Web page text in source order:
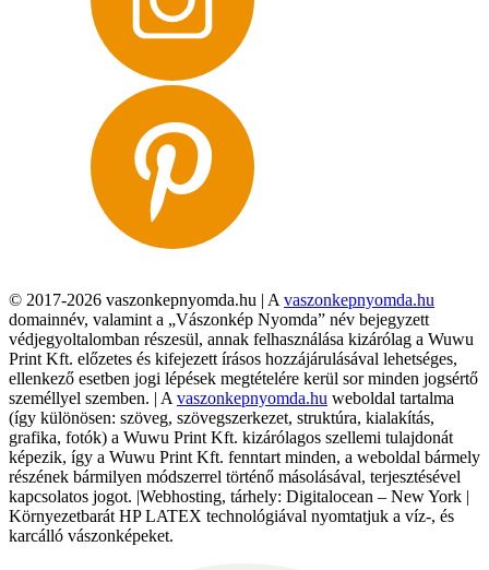
© 2017-2026 vaszonkepnyomda.hu | A vaszonkepnyomda.hu
domainnév, valamint a „Vászonkép Nyomda” név bejegyzett
védjegyoltalomban részesül, annak felhasználása kizárólag a Wuwu
Print Kft. előzetes és kifejezett írásos hozzájárulásával lehetséges,
ellenkező esetben jogi lépések megtételére kerül sor minden jogsértő
személlyel szemben. | A vaszonkepnyomda.hu weboldal tartalma
(így különösen: szöveg, szövegszerkezet, struktúra, kialakítás,
grafika, fotók) a Wuwu Print Kft. kizárólagos szellemi tulajdonát
képezik, így a Wuwu Print Kft. fenntart minden, a weboldal bármely
részének bármilyen módszerrel történő másolásával, terjesztésével
kapcsolatos jogot. |Webhosting, tárhely: Digitalocean – New York |
Környezetbarát HP LATEX technológiával nyomtatjuk a víz-, és
karcálló vászonképeket.